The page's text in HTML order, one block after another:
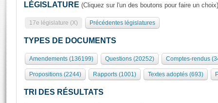
Présidence
577 députés
Groupes politiques
Séance publique
Commissions et autres organes
Europe et International
Rôle et pouvoirs de l'Assemblée
Organisation de l'Assemblée
Présidence Conférence des Présidents Bureau Collège des
Visiter l'Assemblée
Visite virtuelle du palais Bourbon
Assister à une séance
LÉGISLATURE (Cliquez sur l'un des boutons pour faire un choix)
17e législature (X) Précédentes législatures
TYPES DE DOCUMENTS
Amendements (136199) Questions (20252) Comptes-rendus
Propositions (2244) Rapports (1001) Textes adoptés (693)
TRI DES RÉSULTATS